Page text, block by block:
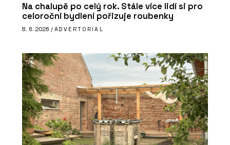
Na chalupě po celý rok. Stále více lidí si pro
celoroční bydlení pořizuje roubenky
8. 6. 2026 / ADVERTORIAL